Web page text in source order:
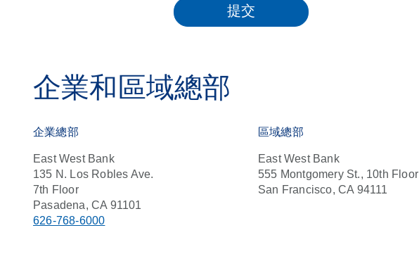
企業和區域總部
企業總部
East West Bank
135 N. Los Robles Ave.
7th Floor
Pasadena, CA 91101
626-768-6000
區域總部
East West Bank
555 Montgomery St., 10th Floor
San Francisco, CA 94111